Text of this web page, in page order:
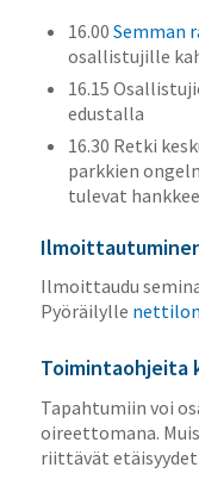
16.00 Semman
osallistujille
16.15
edustalla
16.30 Retki
parkkien
tulevat
Ilmoittaudu
Pyöräilylle
Toimintaohjeita
Tapahtumiin voi
oireettomana.
riittävät